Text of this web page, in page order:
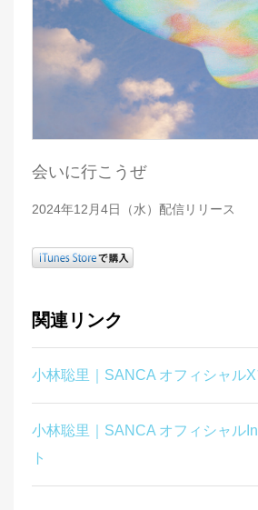
会いに行こうぜ
2024年12月4日（水）配信リリース
関連リンク
小林聡里｜SANCA オフィシャルX
小林聡里｜SANCA オフィシャル
ト